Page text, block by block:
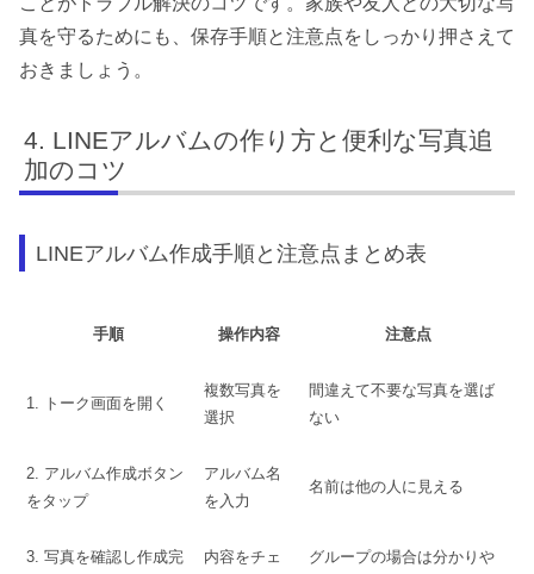
真を守るためにも、保存手順と注意点をしっかり押さえて
おきましょう。
LINEアルバムの作り方と便利な写真追
加のコツ
LINEアルバム作成手順と注意点まとめ表
手順 操作内容 注意点
1. トーク画面を開く
複数写真を
選択
間違えて不要な写真を選ば
ない
2. アルバム作成ボタン
をタップ
アルバム名
を入力
名前は他の人に見える
3. 写真を確認し作成完
内容をチェ
グループの場合は分かりや